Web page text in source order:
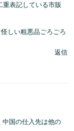
重表記している市販
しい粗悪品ごろごろ
返信
中国の仕入先は他の